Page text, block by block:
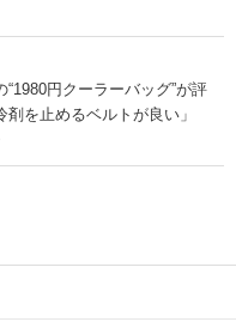
円クーラーバッグ”が評
を止めるベルトが良い」